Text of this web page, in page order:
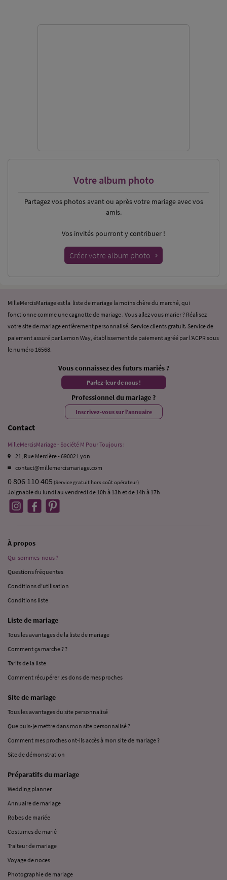
Votre album photo
Partagez vos photosavant ou après votre mariage avec vos
amis.
Vos invités pourront y contribuer !
Créer votre album photo
MilleMercisMariage est la liste de mariage la moins chère du marché, qui
fonctionne comme une cagnotte de mariage . Vous allez vous marier ? Réalisez
votre site de mariage entièrement personnalisé. Service clients gratuit. Service de
paiement assuré par Lemon Way, établissement de paiement agréé par l’ACPR sous
le numéro 16568.
Vous connaissez des futurs mariés ?
Parlez-leur de nous !
Professionnel du mariage ?
Inscrivez-vous sur l’annuaire
Contact
MilleMercisMariage - Société M Pour Toujours :
21, Rue Mercière - 69002 Lyon
contact@millemercismariage.com
0 806 110 405 (Service gratuit hors coût opérateur)
Joignable du lundi au vendredi de 10h à 13h et de 14h à 17h
À propos
Qui sommes-nous ?
Questions fréquentes
Conditions d’utilisation
Conditions liste
Liste de mariage
Tous les avantages de la liste de mariage
Comment ça marche ? ?
Tarifs de la liste
Comment récupérer les dons de mes proches
Site de mariage
Tous les avantages du site personnalisé
Que puis-je mettre dans mon site personnalisé ?
Comment mes proches ont-ils accès à mon site de mariage ?
Site de démonstration
Préparatifs du mariage
Wedding planner
Annuaire de mariage
Robes de mariée
Costumes de marié
Traiteur de mariage
Voyage de noces
Photographie de mariage